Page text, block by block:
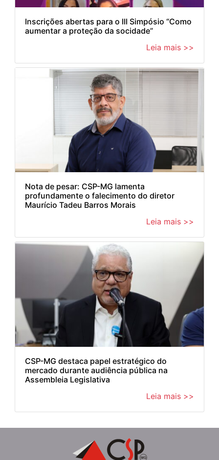
Inscrições abertas para o III Simpósio “Como
aumentar a proteção da socidade”
Leia mais >>
Nota de pesar: CSP-MG lamenta
profundamente o falecimento do diretor
Maurício Tadeu Barros Morais
Leia mais >>
CSP-MG destaca papel estratégico do
mercado durante audiência pública na
Assembleia Legislativa
Leia mais >>